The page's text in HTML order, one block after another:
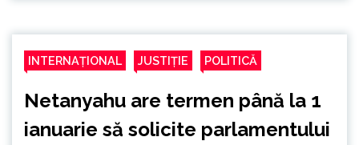
INTERNAȚIONAL JUSTIȚIE POLITICĂ
Netanyahu are termen până la 1
ianuarie să solicite parlamentului